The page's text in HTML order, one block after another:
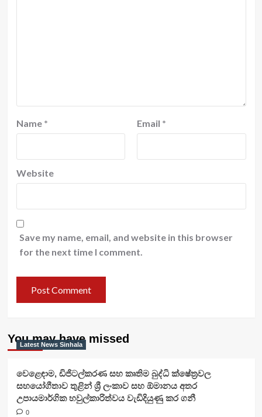
Name * Email *
Website
Save my name, email, and website in this browser
for the next time I comment.
You may have missed
Latest News Sinhala
වෙළෙඳාම, ඩිජිටල්කරණ සහ කෘතිම බුද්ධි ක්ෂේත්‍රවල
සහයෝගීතාව තුළින් ශ්‍රී ලංකාව සහ ඕමානය අතර
උපායමාර්ගික හවුල්කාරිත්වය වැඩිදියුණු කර ගනී
0